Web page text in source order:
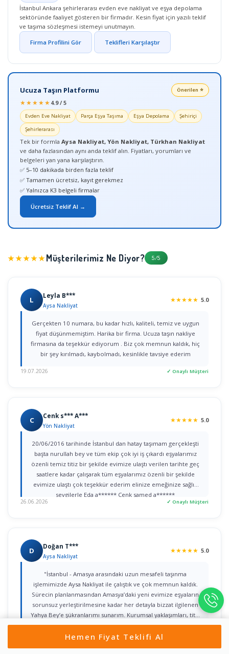
İstanbul Ankara şehirlerarası evden eve nakliyat ve eşya depolama
sektöründe faaliyet gösteren bir firmadır. Kesin fiyat için yazılı teklif
ve taşıma sözleşmesi istemeyi unutmayın.
Firma Profilini Gör Teklifleri Karşılaştır
Ucuza Taşın Platformu Önerilen ⭐
★★★★★ 4.9 / 5
Evden Eve Nakliyat Parça Eşya Taşıma Eşya Depolama
Şehiriçi
Şehirlerarası
Tek bir formla Aysa Nakliyat, Yön Nakliyat, Türkhan Nakliyat
ve daha fazlasından aynı anda teklif alın. Fiyatları, yorumları ve
belgeleri yan yana karşılaştırın.
✅ 5–10 dakikada birden fazla teklif
✅ Tamamen ücretsiz, kayıt gerekmez
✅ Yalnızca K3 belgeli firmalar
Ücretsiz Teklif Al →
★★★★★Müşterilerimiz Ne Diyor? 5/5
L Leyla B***
Aysa Nakliyat
★★★★★ 5.0
Gerçekten 10 numara, bu kadar hızlı, kaliteli, temiz ve uygun
fiyat düşünmemiştim. Harika bir firma. Ucuza taşın nakliye
firmasına da teşekkür ediyorum . Biz çok memnun kaldık, hiç
bir şey kırılmadı, kaybolmadı, kesinlikle tavsiye ederim
19.07.2026 ✓ Onaylı Müşteri
C Cenk s*** A***
Yön Nakliyat
★★★★★ 5.0
20/06/2016 tarihinde İstanbul dan hatay taşımam gerçekleşti
başta nurullah bey ve tüm ekip çok iyi iş çıkardı eşyalarımız
özenli temiz titiz bir şekilde evimize ulaştı verilen tarihte geç
saatlere kadar çalışarak tüm eşyalarımız özenli bir şekilde
evimize ulaştı çok teşekkür ederim elinize emeğinize sağlık
sevgilerle Eda a****** Cenk samed a******
26.06.2026 ✓ Onaylı Müşteri
D Doğan T***
Aysa Nakliyat
★★★★★ 5.0
"İstanbul - Amasya arasındaki uzun mesafeli taşınma
işlemimizde Aysa Nakliyat ile çalıştık ve çok memnun kaldık.
Sürecin planlanmasından Amasya’daki yeni evimize eşyaların
sorunsuz yerleştirilmesine kadar her detayla bizzat ilgilenen
Yahya Bey’e şükranlarımı sunarım. Kurumsal yaklaşımları, titiz
işçilikleri ve güven veren iletişimleri için tüm ekibe teşekkür
ederim."
Hemen Fiyat Teklifi Al